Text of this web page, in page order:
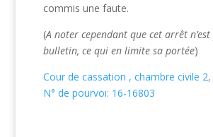
commis une faute.
(A noter cependant que cet arrêt
bulletin, ce qui en limite sa portée)
Cour de cassation , chambre civile
N° de pourvoi: 16-16803